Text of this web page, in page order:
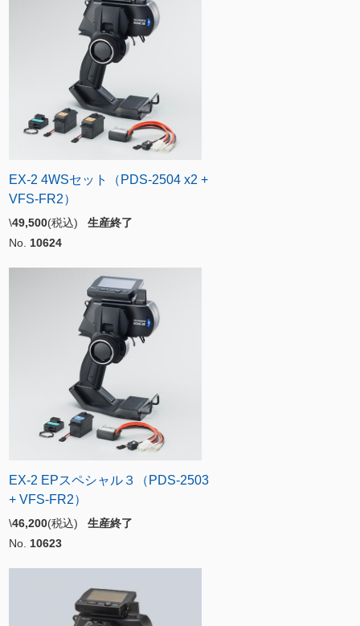
EX-2 4WSセット（PDS-2504 x2 +
VFS-FR2）
\49,500(税込) 生産終了
No. 10624
EX-2 EPスペシャル３（PDS-2503
+ VFS-FR2）
\46,200(税込) 生産終了
No. 10623